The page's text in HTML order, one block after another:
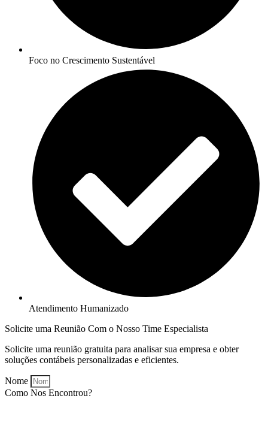
Foco no Crescimento Sustentável
Atendimento Humanizado
Solicite uma Reunião Com o Nosso Time Especialista
Solicite uma reunião gratuita para analisar sua empresa e obter
soluções contábeis personalizadas e eficientes.
Nome
Como Nos Encontrou?